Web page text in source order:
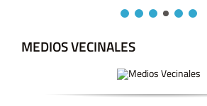
MEDIOS VECINALES